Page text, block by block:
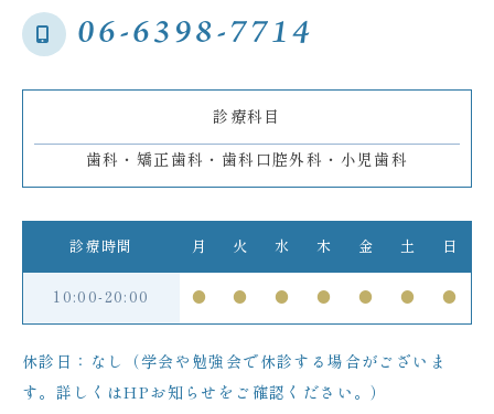
06-6398-7714
診療科目
歯科・矯正歯科・歯科口腔外科・小児歯科
診療時間 月 火 水 木 金 土 日
10:00-20:00 ● ● ● ● ● ● ●
休診日：なし（学会や勉強会で休診する場合がございま
す。詳しくはHPお知らせをご確認ください。）